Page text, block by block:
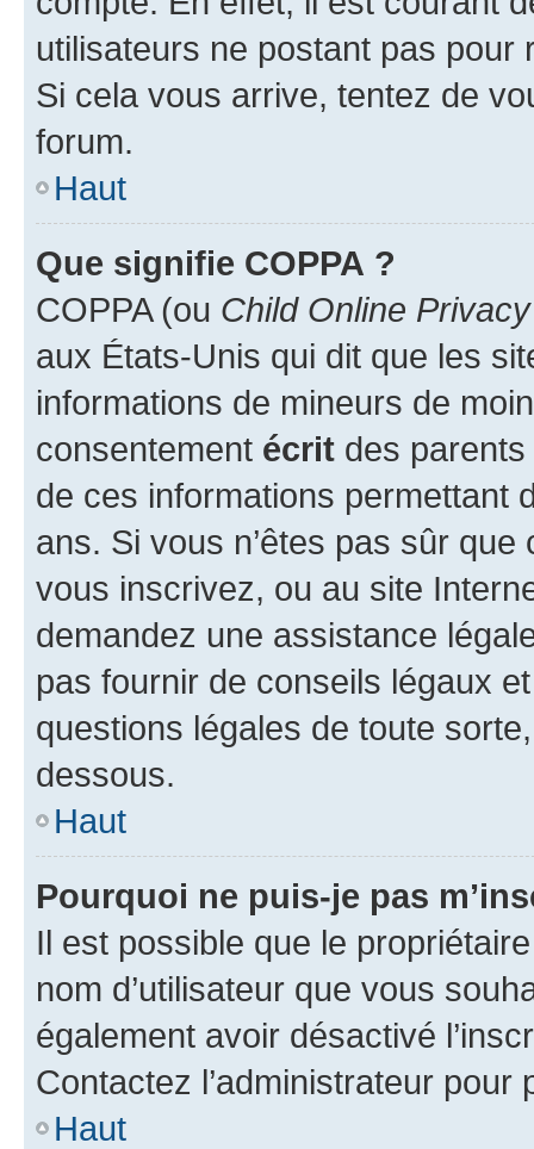
utilisateurs ne postant pas pour
Si cela vous arrive, tentez de
forum.
Haut
Que signifie COPPA ?
COPPA (ou Child Online
aux États-Unis qui dit que les
informations de mineurs de
consentement écrit des parents
de ces informations permettant
ans. Si vous n’êtes pas sûr
vous inscrivez, ou au site
demandez une assistance
pas fournir de conseils légaux
questions légales de toute
dessous.
Haut
Pourquoi ne puis-je pas
Il est possible que le
nom d’utilisateur que vous
également avoir désactivé
Contactez l’administrateur
Haut